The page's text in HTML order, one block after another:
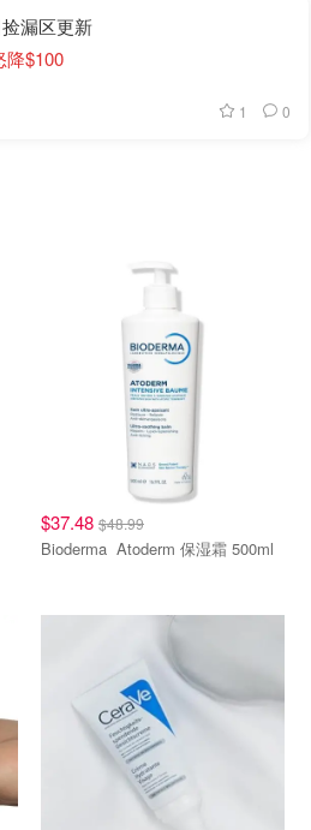
漏区更新
降$100
1 0
$37.48 $48.99
Bioderma Atoderm 保湿霜 500ml